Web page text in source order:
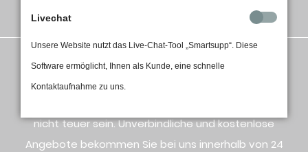
nicht teuer sein. Unverbindliche und kostenlose
Angebote bekommen Sie bei uns innerhalb von 24
Livechat
Unsere Website nutzt das Live-Chat-Tool „Smartsupp“. Diese
Software ermöglicht, Ihnen als Kunde, eine schnelle
Kontaktaufnahme zu uns.